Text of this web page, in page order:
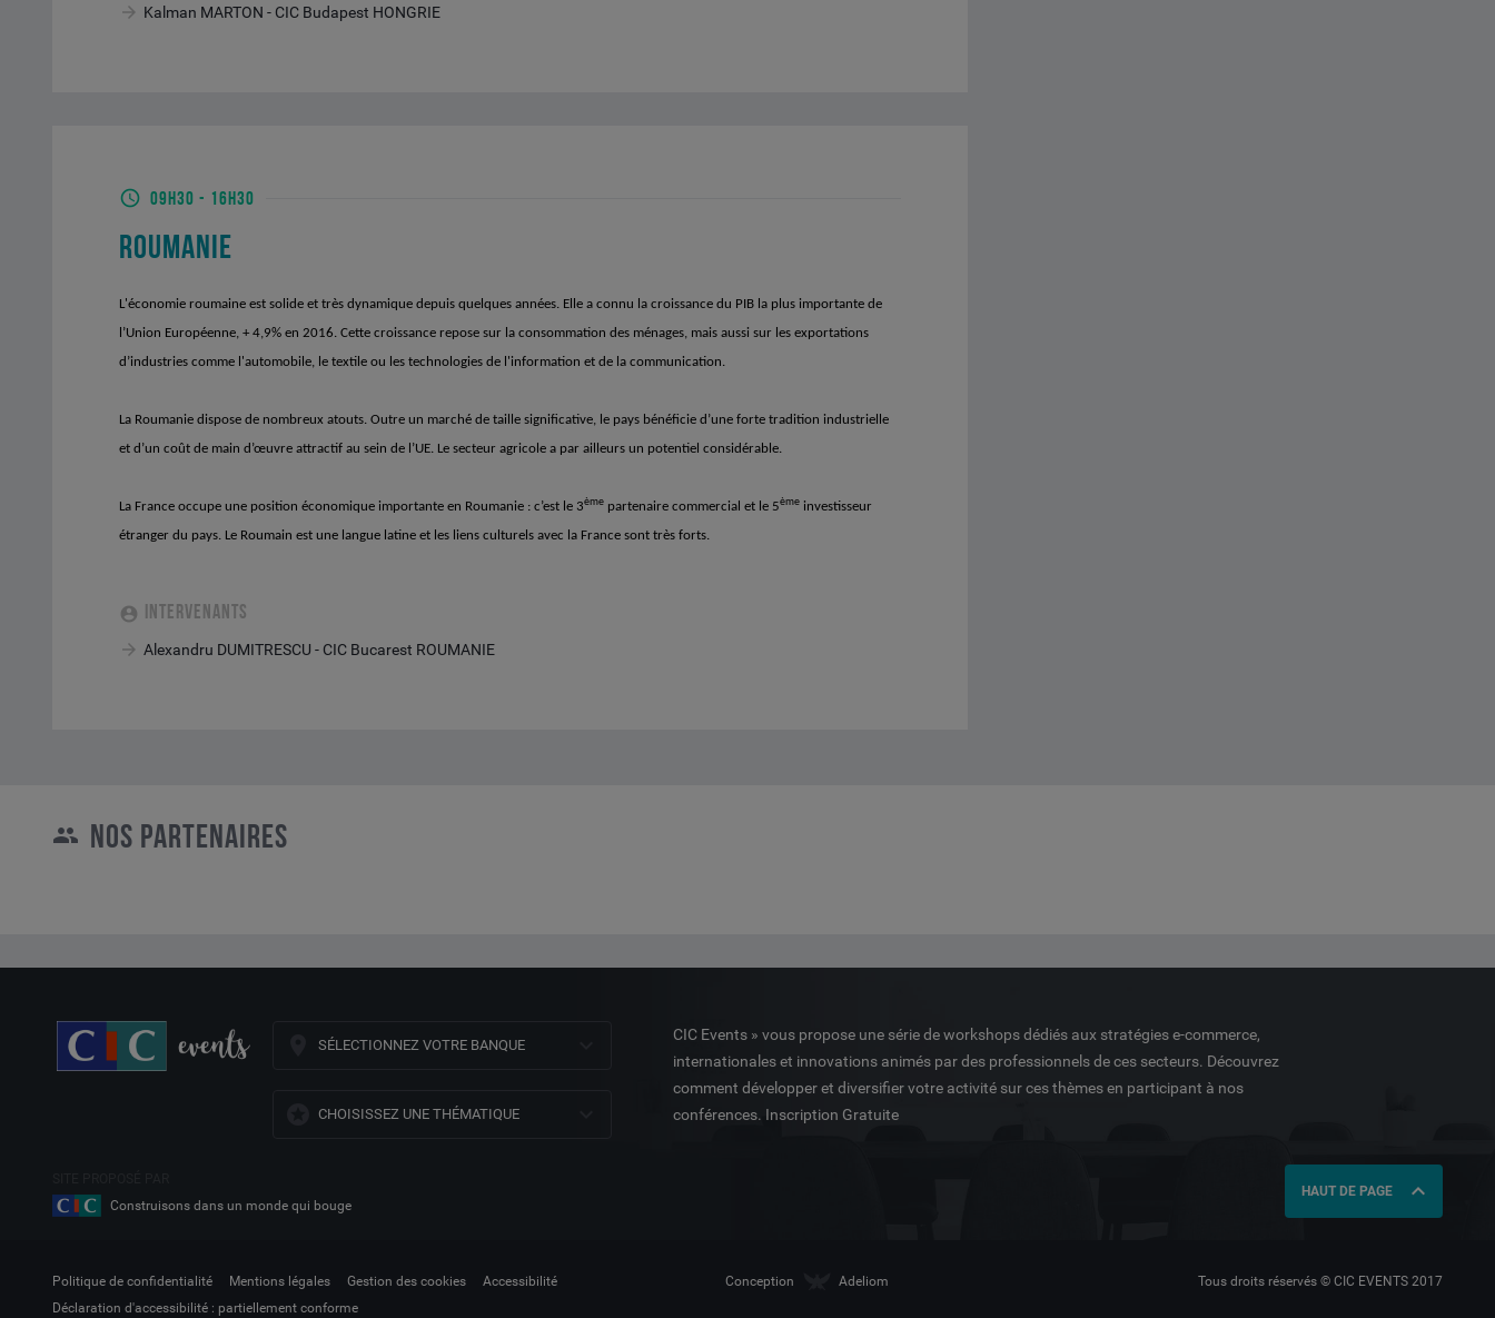
Kalman MARTON - CIC Budapest HONGRIE
09H30 - 16H30
ROUMANIE
L'économie roumaine est solide et très dynamique depuis quelques années. Elle a connu la croissance du PIB la plus importante de
l’Union Européenne, + 4,9% en 2016. Cette croissance repose sur la consommation des ménages, mais aussi sur les exportations
d’industries comme l'automobile, le textile ou les technologies de l'information et de la communication.
La Roumanie dispose de nombreux atouts. Outre un marché de taille significative, le pays bénéficie d’une forte tradition industrielle
et d’un coût de main d’œuvre attractif au sein de l’UE. Le secteur agricole a par ailleurs un potentiel considérable.
La France occupe une position économique importante en Roumanie : c’est le 3ème partenaire commercial et le 5ème investisseur
étranger du pays. Le Roumain est une langue latine et les liens culturels avec la France sont très forts.
INTERVENANTS
Alexandru DUMITRESCU - CIC Bucarest ROUMANIE
NOS PARTENAIRES
SÉLECTIONNEZ VOTRE BANQUE
CHOISISSEZ UNE THÉMATIQUE
CIC Events » vous propose une série de workshops dédiés aux stratégies e-commerce,
internationales et innovations animés par des professionnels de ces secteurs. Découvrez
comment développer et diversifier votre activité sur ces thèmes en participant à nos
conférences. Inscription Gratuite
Construisons dans un monde qui bouge
HAUT DE PAGE expand_less
Politique de confidentialité Mentions légales Gestion des cookies
Accessibilité
Déclaration d'accessibilité : partiellement conforme
Conception Adeliom Tous droits réservés © CIC EVENTS 2017